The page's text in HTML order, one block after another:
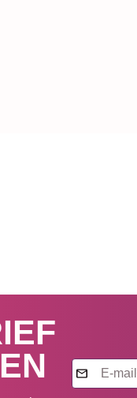
Nieuwsbrief